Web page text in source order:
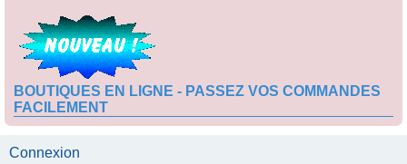
BOUTIQUES EN LIGNE - PASSEZ VOS COMMANDES
FACILEMENT
Connexion